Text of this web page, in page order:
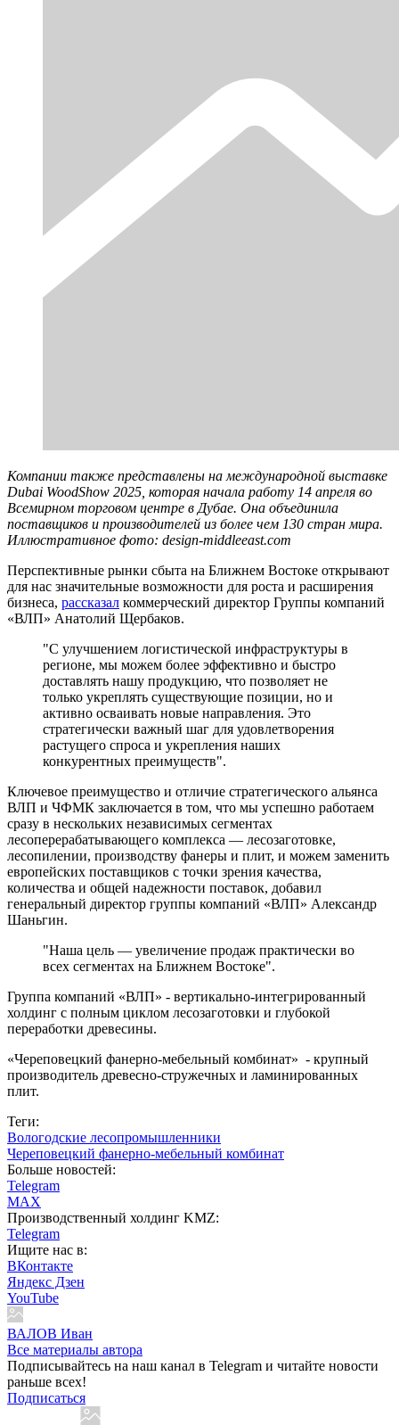
Компании также представлены на международной выставке
Dubai WoodShow 2025, которая начала работу 14 апреля во
Всемирном торговом центре в Дубае. Она объединила
поставщиков и производителей из более чем 130 стран мира.
Иллюстративное фото: design-middleeast.com
Перспективные рынки сбыта на Ближнем Востоке открывают
для нас значительные возможности для роста и расширения
бизнеса, рассказал коммерческий директор Группы компаний
«ВЛП» Анатолий Щербаков.
"С улучшением логистической инфраструктуры в
регионе, мы можем более эффективно и быстро
доставлять нашу продукцию, что позволяет не
только укреплять существующие позиции, но и
активно осваивать новые направления. Это
стратегически важный шаг для удовлетворения
растущего спроса и укрепления наших
конкурентных преимуществ".
Ключевое преимущество и отличие стратегического альянса
ВЛП и ЧФМК заключается в том, что мы успешно работаем
сразу в нескольких независимых сегментах
лесоперерабатывающего комплекса — лесозаготовке,
лесопилении, производству фанеры и плит, и можем заменить
европейских поставщиков с точки зрения качества,
количества и общей надежности поставок, добавил
генеральный директор группы компаний «ВЛП» Александр
Шаньгин.
"Наша цель — увеличение продаж практически во
всех сегментах на Ближнем Востоке".
Группа компаний «ВЛП» - вертикально-интегрированный
холдинг с полным циклом лесозаготовки и глубокой
переработки древесины.
«Череповецкий фанерно-мебельный комбинат» - крупный
производитель древесно-стружечных и ламинированных
плит.
Теги:
Вологодские лесопромышленники
Череповецкий фанерно-мебельный комбинат
Больше новостей:
Telegram
MAX
Производственный холдинг KMZ:
Telegram
Ищите нас в:
ВКонтакте
Яндекс Дзен
YouTube
ВАЛОВ Иван
Все материалы автора
Подписывайтесь на наш канал в Telegram и читайте новости
раньше всех!
Подписаться